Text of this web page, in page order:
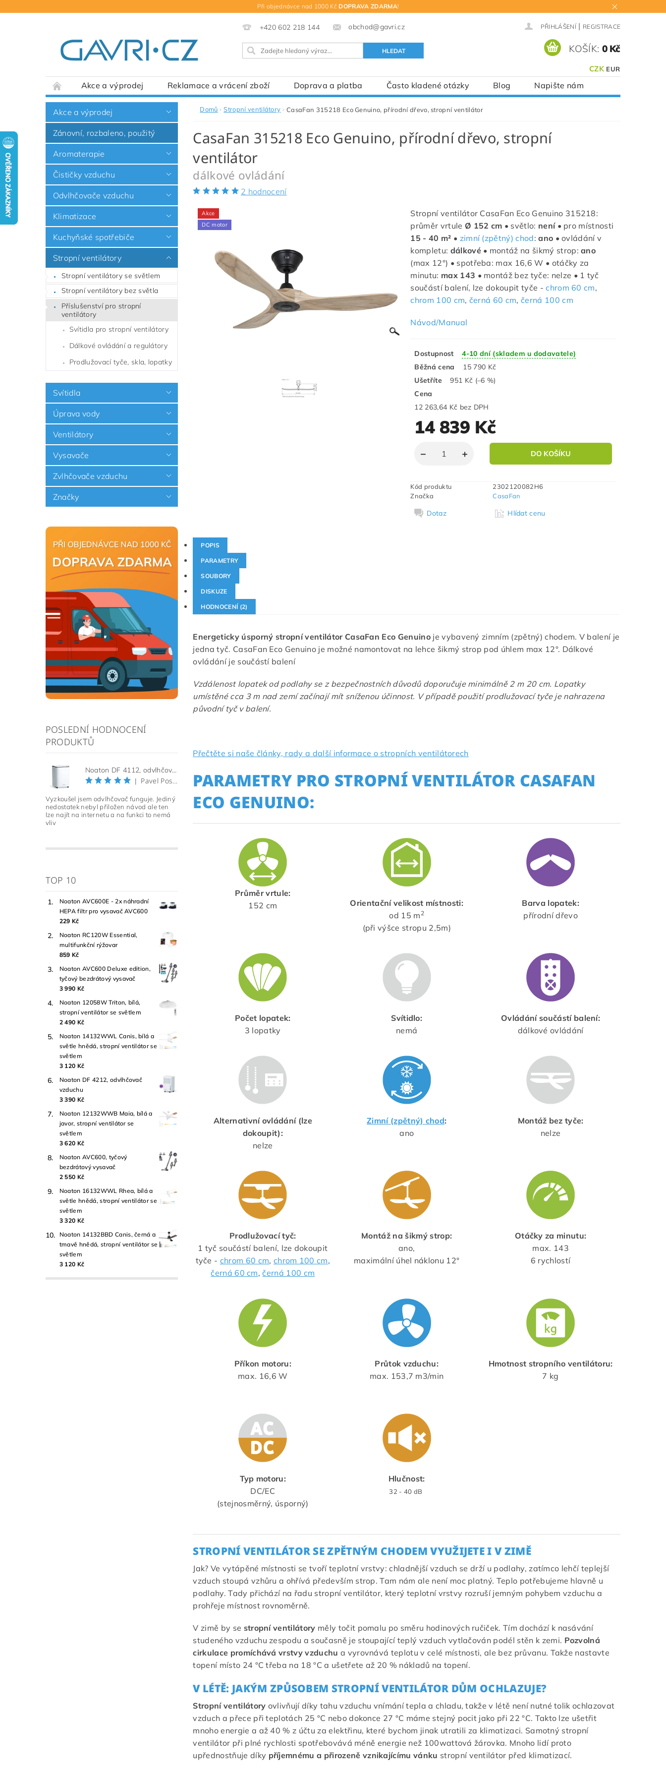
Při objednávce nad 1000 Kč DOPRAVA ZDARMA!
+420 602 218 144 obchod@gavri.cz PŘIHLÁŠENÍ | REGISTRACE
CZK EUR
KOŠÍK: 0 Kč
Akce a výprodej Reklamace a vrácení zboží Doprava a platba Často kladené otázky Blog Napište nám
Akce a výprodej
Zánovní, rozbaleno, použitý
Aromaterapie
Čističky vzduchu
Odvlhčovače vzduchu
Klimatizace
Kuchyňské spotřebiče
Stropní ventilátory
Stropní ventilátory se světlem
Stropní ventilátory bez světla
Příslušenství pro stropní
ventilátory
Svítidla pro stropní ventilátory
Dálkové ovládání a regulátory
Prodlužovací tyče, skla, lopatky
Svítidla
Úprava vody
Ventilátory
Vysavače
Zvlhčovače vzduchu
Značky
POSLEDNÍ HODNOCENÍ
PRODUKTŮ
Noaton DF 4112, odvlhčovač vzduchu (Použitý, Záruka 21 měsíců)
|
Pavel Pospíšil
Vyzkoušel jsem odvlhčovač funguje. Jediný
nedostatek nebyl přiložen návod ale ten
lze najít na internetu a na funkci to nemá
vliv
TOP 10
Noaton AVC600E - 2x náhradní
HEPA filtr pro vysavač AVC600
229 Kč
Noaton RC120W Essential,
multifunkční rýžovar
859 Kč
Noaton AVC600 Deluxe edition,
tyčový bezdrátový vysavač
3 990 Kč
Noaton 12058W Triton, bílá,
stropní ventilátor se světlem
2 490 Kč
Noaton 14132WWL Canis, bílá a
světle hnědá, stropní ventilátor se
světlem
3 120 Kč
Noaton DF 4212, odvlhčovač
vzduchu
3 390 Kč
Noaton 12132WWB Maia, bílá a
javor, stropní ventilátor se
světlem
3 620 Kč
Noaton AVC600, tyčový
bezdrátový vysavač
2 550 Kč
Noaton 16132WWL Rhea, bílá a
světle hnědá, stropní ventilátor se
světlem
3 320 Kč
Noaton 14132BBD Canis, černá a
tmavě hnědá, stropní ventilátor se
světlem
3 120 Kč
Domů Stropní ventilátory CasaFan 315218 Eco Genuino, přírodní dřevo, stropní ventilátor
CasaFan 315218 Eco Genuino, přírodní dřevo, stropní
ventilátor
dálkové ovládání
2 hodnocení
Akce
DC motor
Stropní ventilátor CasaFan Eco Genuino 315218:
průměr vrtule Ø 152 cm • světlo: není • pro místnosti
15 - 40 m² • zimní (zpětný) chod:ano • ovládání v
kompletu: dálkové• montáž na šikmý strop:ano
(max 12°) • spotřeba: max 16,6 W • otáčky za
minutu: max 143 • montáž bez tyče: nelze • 1 tyč
součástí balení, lze dokoupit tyče -chrom 60 cm,
chrom 100 cm, černá 60 cm, černá 100 cm
Návod/Manual
Dostupnost
4-10 dní (skladem u dodavatele)
Běžná cena
15 790 Kč
Ušetříte
951 Kč (–6 %)
Cena
12 263,64 Kč bez DPH
14 839 Kč
Kód produktu
2302120082H6
Značka
CasaFan
Dotaz Hlídat cenu
POPIS
PARAMETRY
SOUBORY
DISKUZE
HODNOCENÍ (2)
Energeticky úsporný stropní ventilátor CasaFan Eco Genuino je vybavený zimním (zpětný) chodem. V balení je
jedna tyč. CasaFan Eco Genuino je možné namontovat na lehce šikmý strop pod úhlem max 12°. Dálkové
ovládání je součástí balení
Vzdálenost lopatek od podlahy se z bezpečnostních důvodů doporučuje minimálně 2 m 20 cm. Lopatky
umístěné cca 3 m nad zemí začínají mít sníženou účinnost. V případě použití prodlužovací tyče je nahrazena
původní tyč v balení.
Přečtěte si naše články, rady a další informace o stropních ventilátorech
PARAMETRY PRO STROPNÍ VENTILÁTOR CASAFAN
ECO GENUINO:
Průměr vrtule:
152 cm
Orientační velikost místnosti:
od 15 m 2
(při výšce stropu 2,5m)
Barva lopatek:
přírodní dřevo
Počet lopatek:
3 lopatky
Svítidlo:
nemá
Ovládání součástí balení:
dálkové ovládání
Alternativní ovládání (lze
dokoupit):
nelze
Zimní (zpětný) chod:
ano
Montáž bez tyče:
nelze
Prodlužovací tyč:
1 tyč součástí balení, lze dokoupit
tyče - chrom 60 cm, chrom 100 cm,
černá 60 cm,černá 100 cm
Montáž na šikmý strop:
ano,
maximální úhel náklonu 12°
Otáčky za minutu:
max. 143
6 rychlostí
Příkon motoru:
max. 16,6 W
Průtok vzduchu:
max. 153,7 m3/min
Hmotnost stropního ventilátoru:
7 kg
Typ motoru:
DC/EC
(stejnosměrný, úsporný)
Hlučnost:
32 - 40 dB
STROPNÍ VENTILÁTOR SE ZPĚTNÝM CHODEM VYUŽIJETE I V ZIMĚ
Jak? Ve vytápěné místnosti se tvoří teplotní vrstvy: chladnější vzduch se drží u podlahy, zatímco lehčí teplejší
vzduch stoupá vzhůru a ohřívá především strop. Tam nám ale není moc platný. Teplo potřebujeme hlavně u
podlahy. Tady přichází na řadu stropní ventilátor, který teplotní vrstvy rozruší jemným pohybem vzduchu a
prohřeje místnost rovnoměrně.
V zimě by se stropní ventilátory měly točit pomalu po směru hodinových ručiček. Tím dochází k nasávání
studeného vzduchu zespodu a současně je stoupající teplý vzduch vytlačován podél stěn k zemi. Pozvolná
cirkulace promíchává vrstvy vzduchu a vyrovnává teplotu v celé místnosti, ale bez průvanu. Takže nastavte
topení místo 24 °C třeba na 18 °C a ušetřete až 20 % nákladů na topení.
V LÉTĚ: JAKÝM ZPŮSOBEM STROPNÍ VENTILÁTOR DŮM OCHLAZUJE?
Stropní ventilátory ovlivňují díky tahu vzduchu vnímání tepla a chladu, takže v létě není nutné tolik ochlazovat
vzduch a přece při teplotách 25 °C nebo dokonce 27 °C máme stejný pocit jako při 22 °C. Takto lze ušetřit
mnoho energie a až 40 % z účtu za elektřinu, které bychom jinak utratili za klimatizaci. Samotný stropní
ventilátor při plné rychlosti spotřebovává méně energie než 100wattová žárovka. Mnoho lidí proto
upřednostňuje díky příjemnému a přirozeně vznikajícímu vánku stropní ventilátor před klimatizací.